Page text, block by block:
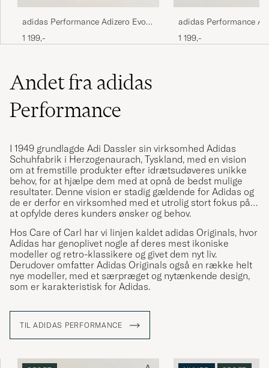
adidas Performance Adizero Evo
SL Running Sneaker White/Black
1 199,-
adidas Performance
SL Running Sneaker
1 199,-
Andet fra adidas
Performance
I 1949 grundlagde Adi Dassler sin virksomhed Adidas
Schuhfabrik i Herzogenaurach, Tyskland, med en vision
om at fremstille produkter efter idrætsudøveres unikke
behov, for at hjælpe dem med at opnå de bedst mulige
resultater. Denne vision er stadig gældende for Adidas og
de er derfor en virksomhed med et utrolig stort fokus på
at opfylde deres kunders ønsker og behov.
Hos Care of Carl har vi linjen kaldet adidas Originals, hvor
Adidas har genoplivet nogle af deres mest ikoniske
modeller og retro-klassikere og givet dem nyt liv.
Derudover omfatter Adidas Originals også en række helt
nye modeller, med et særpræget og nytænkende design,
som er karakteristisk for Adidas.
TIL ADIDAS PERFORMANCE